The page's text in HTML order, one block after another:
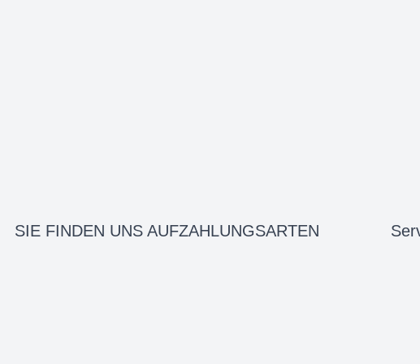
SIE FINDEN UNS AUFZAHLUNGSARTEN